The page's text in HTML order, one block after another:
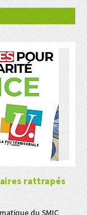
rattrapés
du SMIC